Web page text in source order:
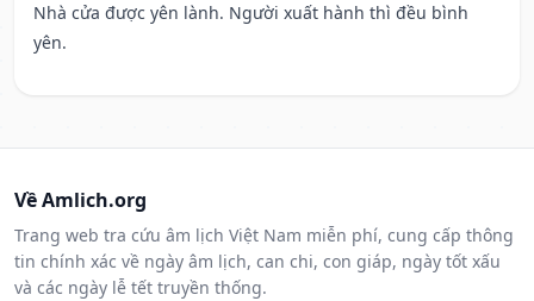
Nhà cửa được yên lành. Người xuất hành thì đều bình
yên.
Về Amlich.org
Trang web tra cứu âm lịch Việt Nam miễn phí, cung cấp thông
tin chính xác về ngày âm lịch, can chi, con giáp, ngày tốt xấu
và các ngày lễ tết truyền thống.